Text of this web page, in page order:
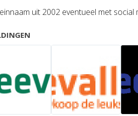
uit 2002 eventueel met